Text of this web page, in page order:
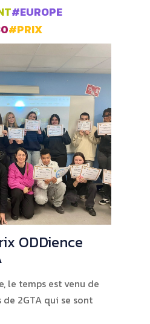
#EUROPE
#PRIX
ODDience
le temps est venu de
2GTA qui se sont